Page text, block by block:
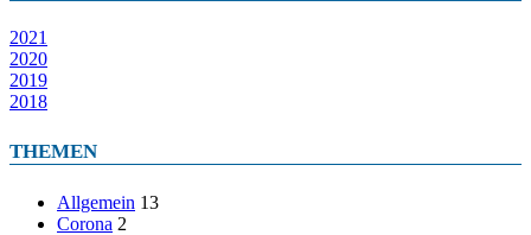
2021
2020
2019
2018
THEMEN
Allgemein 13
Corona 2